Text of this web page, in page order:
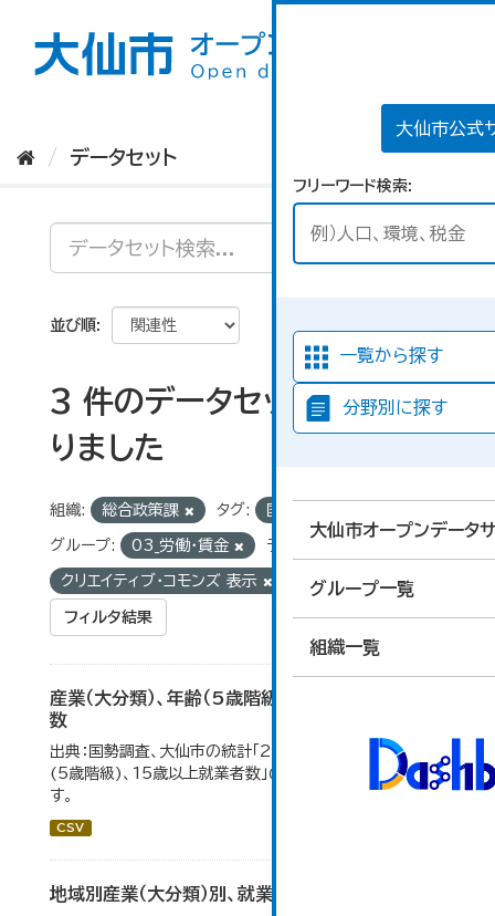
大仙市公式
フリーワード検索
一覧から探す
分野別に探す
大仙市オープンデータ
グループ一覧
組織一覧
データセット
並び順
3 件のデータセットが見つか
りました
組織: 総合政策課 タグ: 国勢調査
グループ: 03_労働・賃金 ライセンス:
クリエイティブ・コモンズ 表示
フィルタ結果
産業（大分類）、年齢（5歳階級）、15歳以上就業者
数
出典：国勢調査、大仙市の統計「2-7 産業(大分類)、年齢
(5歳階級)、15歳以上就業者数」のデータを参照していま
す。
CSV
地域別産業（大分類）別、就業者数